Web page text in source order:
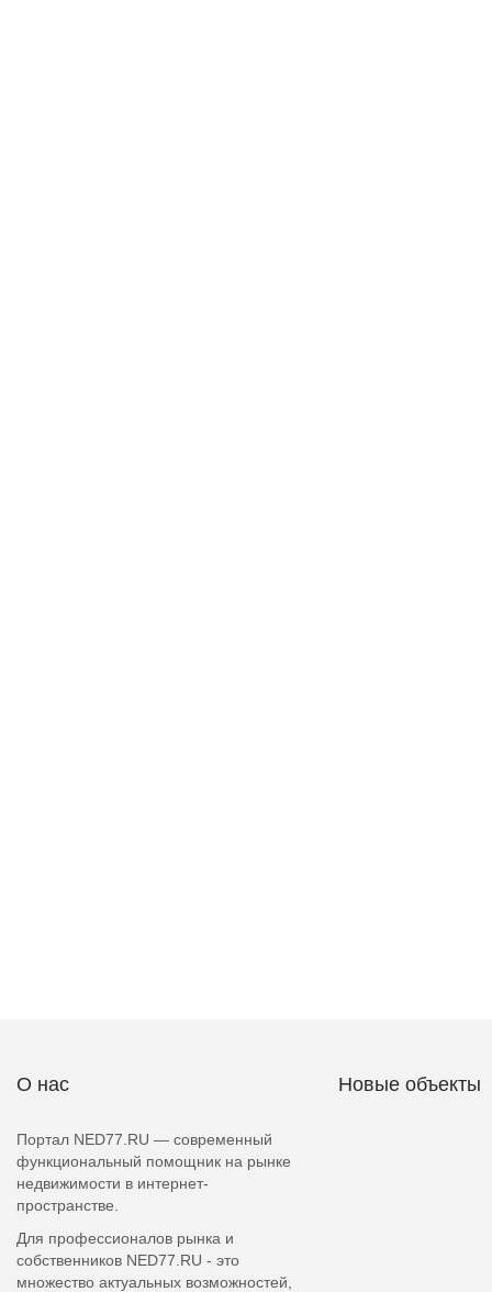
О нас
Портал NED77.RU — современный
функциональный помощник на рынке
недвижимости в интернет-
пространстве.
Для профессионалов рынка и
собственников NED77.RU - это
множество актуальных возможностей,
Новые объекты